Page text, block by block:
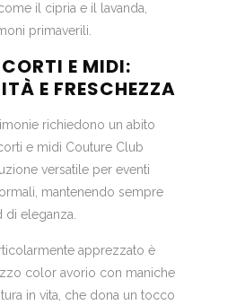
il cipria e il lavanda,
primaverili.
E MIDI:
E FRESCHEZZA
richiedono un abito
e midi Couture Club
versatile per eventi
mantenendo sempre
di eleganza.
apprezzato è
color avorio con maniche
in vita, che dona un tocco